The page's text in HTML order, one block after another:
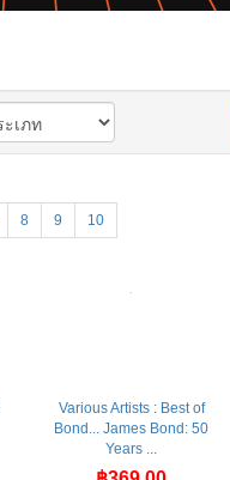
8 9 10
Various Artists : Best of
Bond... James Bond: 50
Years ...